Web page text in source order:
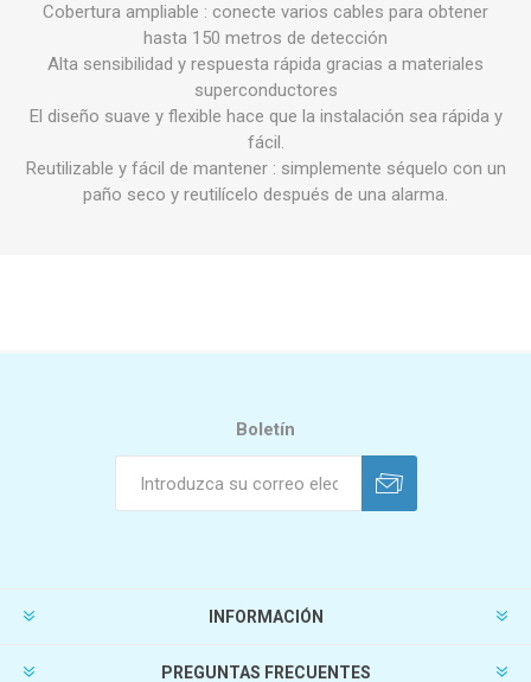
Cobertura ampliable : conecte varios cables para obtener
hasta 150 metros de detección
Alta sensibilidad y respuesta rápida gracias a materiales
superconductores
El diseño suave y flexible hace que la instalación sea rápida y
fácil.
Reutilizable y fácil de mantener: simplemente séquelo con un
paño seco y reutilícelo después de una alarma.
Boletín
INFORMACIÓN
PREGUNTAS FRECUENTES